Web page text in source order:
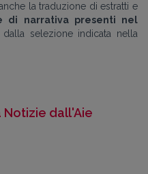
la traduzione di estratti e
di narrativa presenti nel
dalla selezione indicata nella
Notizie dall'Aie